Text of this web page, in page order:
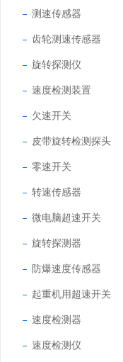
测速传感器
齿轮测速传感器
旋转探测仪
速度检测装置
欠速开关
皮带旋转检测探头
零速开关
转速传感器
微电脑超速开关
旋转探测器
防爆速度传感器
起重机用超速开关
速度检测器
速度检测仪